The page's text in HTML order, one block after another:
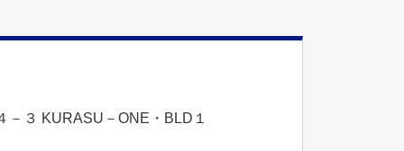
－３ KURASU－ONE・BLD１